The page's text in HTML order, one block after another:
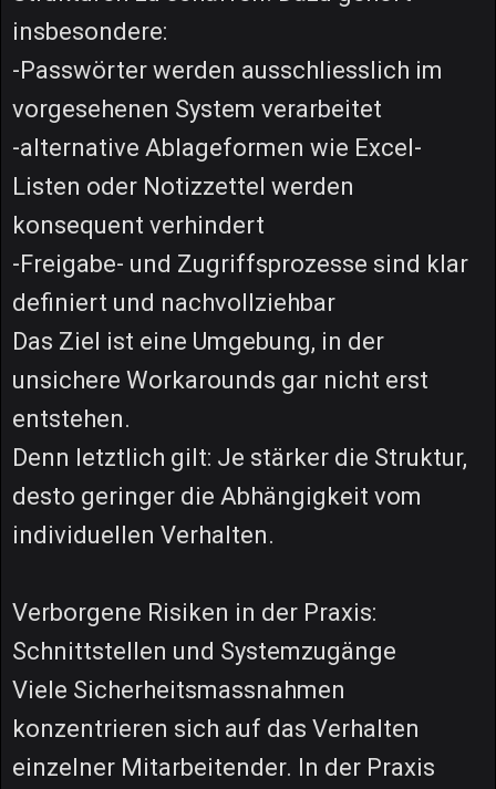
insbesondere:
-Passwörter werden ausschliesslich im
vorgesehenen System verarbeitet
-alternative Ablageformen wie Excel-
Listen oder Notizzettel werden
konsequent verhindert
-Freigabe- und Zugriffsprozesse sind klar
definiert und nachvollziehbar
Das Ziel ist eine Umgebung, in der
unsichere Workarounds gar nicht erst
entstehen.
Denn letztlich gilt: Je stärker die Struktur,
desto geringer die Abhängigkeit vom
individuellen Verhalten.
Verborgene Risiken in der Praxis:
Schnittstellen und Systemzugänge
Viele Sicherheitsmassnahmen
konzentrieren sich auf das Verhalten
einzelner Mitarbeitender. In der Praxis